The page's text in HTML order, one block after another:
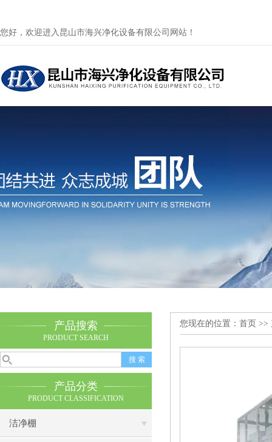
您好，欢迎进入昆山市海兴净化设备有限公司网站！
产品搜索
PRODUCT SEARCH
产品分类
PRODUCT CLASSIFICATION
洁净棚
您现在的位置： 首页 >>